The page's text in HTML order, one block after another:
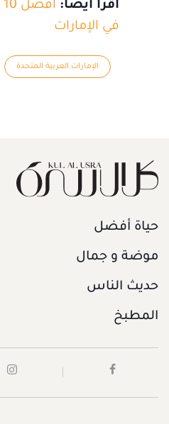
أقرأ أيضًا:
في الإمارات
الإمارات العربية المتحدة
حياة أفضل
موضة و جمال
حديث الناس
المطبخ